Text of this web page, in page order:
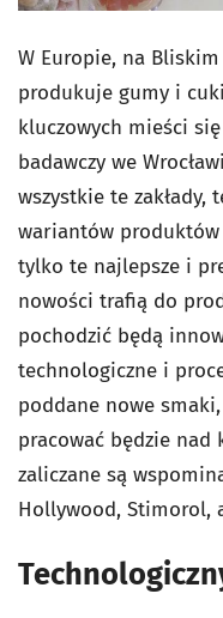
W Europie, na
produkuje gumy i
kluczowych mieści
badawczy we
wszystkie te
wariantów
tylko te najlepsze i
nowości trafią do
pochodzić będą
technologiczne i
poddane nowe
pracować będzie
zaliczane są
Hollywood, Stimorol,